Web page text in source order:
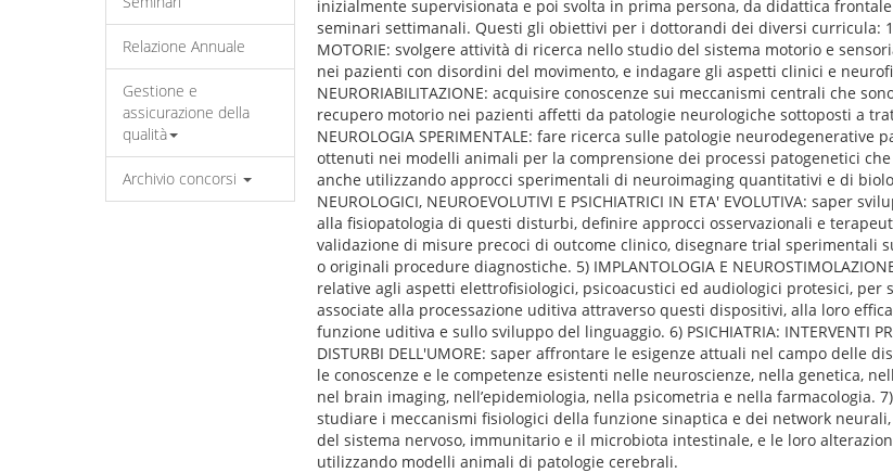
Relazione Annuale
Gestione e
assicurazione della
qualità
Archivio concorsi
inizialmente supervisionata e poi svolta in prima persona, da didattica
seminari settimanali. Questi gli obiettivi per i dottorandi dei diversi curricula: 1)
MOTORIE: svolgere attività di ricerca nello studio del sistema motorio e
nei pazienti con disordini del movimento, e indagare gli aspetti clinici e
NEURORIABILITAZIONE: acquisire conoscenze sui meccanismi centrali che
recupero motorio nei pazienti affetti da patologie neurologiche sottoposti a
NEUROLOGIA SPERIMENTALE: fare ricerca sulle patologie neurodegenerative
ottenuti nei modelli animali per la comprensione dei processi patogenetici
anche utilizzando approcci sperimentali di neuroimaging quantitativi e di
NEUROLOGICI, NEUROEVOLUTIVI E PSICHIATRICI IN ETA' EVOLUTIVA: saper
alla fisiopatologia di questi disturbi, definire approcci osservazionali e
validazione di misure precoci di outcome clinico, disegnare trial sperimentali
o originali procedure diagnostiche. 5) IMPLANTOLOGIA E
relative agli aspetti elettrofisiologici, psicoacustici ed audiologici protesici, per
associate alla processazione uditiva attraverso questi dispositivi, alla loro
funzione uditiva e sullo sviluppo del linguaggio. 6) PSICHIATRIA: INTERVENTI
DISTURBI DELL'UMORE: saper affrontare le esigenze attuali nel campo delle
le conoscenze e le competenze esistenti nelle neuroscienze, nella genetica,
nel brain imaging, nell’epidemiologia, nella psicometria e nella farmacologia.
studiare i meccanismi fisiologici della funzione sinaptica e dei network
del sistema nervoso, immunitario e il microbiota intestinale, e le loro
utilizzando modelli animali di patologie cerebrali.